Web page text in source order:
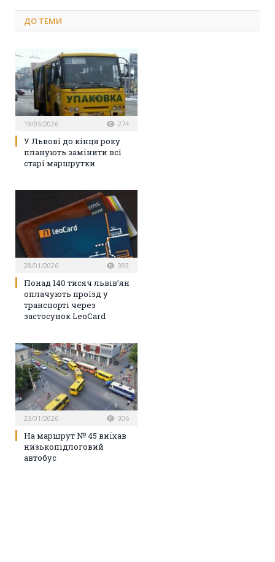
ДО ТЕМИ
19/03/2026 274
У Львові до кінця року
планують замінити всі
старі маршрутки
28/01/2026 393
Понад 140 тисяч львів’ян
оплачують проїзд у
транспорті через
застосунок LeoCard
23/01/2026 306
На маршрут № 45 виїхав
низькопідлоговий
автобус